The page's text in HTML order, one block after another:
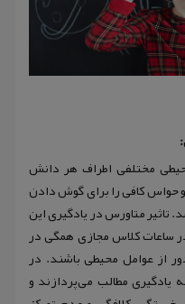
مختلفی اطراف هر دانش
حواس کافی را برای گوش دادن
متاورس در یادگیری این
ساعات کلاس مجازی همگی در
از عوامل محیطی باشند. در
مطالب می‌پردازند و